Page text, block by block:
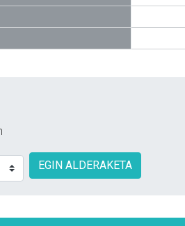
EGIN ALDERAKETA